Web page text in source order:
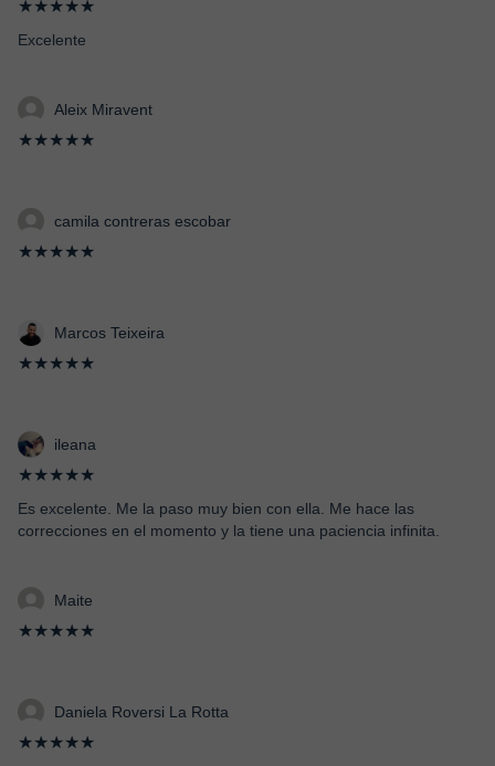
★★★★★
Excelente
Aleix Miravent
★★★★★
camila contreras escobar
★★★★★
Marcos Teixeira
★★★★★
ileana
★★★★★
Es excelente. Me la paso muy bien con ella. Me hace las
correcciones en el momento y la tiene una paciencia infinita.
Maite
★★★★★
Daniela Roversi La Rotta
★★★★★